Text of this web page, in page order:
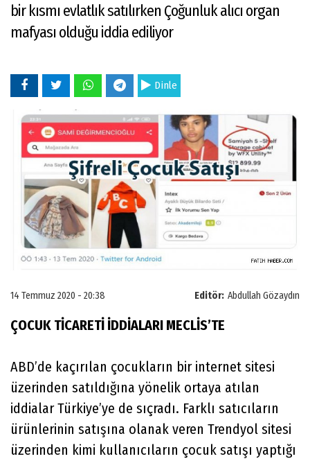
bir kısmı evlatlık satılırken Çoğunluk alıcı organ
mafyası olduğu iddia ediliyor
Dinle
Editör: Abdullah Gözaydın
14 Temmuz 2020 - 20:38
ÇOCUK TİCARETİ İDDİALARI MECLİS’TE
ABD’de kaçırılan çocukların bir internet sitesi
üzerinden satıldığına yönelik ortaya atılan
iddialar Türkiye’ye de sıçradı. Farklı satıcıların
ürünlerinin satışına olanak veren Trendyol sitesi
üzerinden kimi kullanıcıların çocuk satışı yaptığı